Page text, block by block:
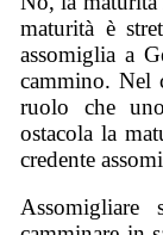
maturità è
assomiglia a
cammino.
ruolo che
ostacola la
credente